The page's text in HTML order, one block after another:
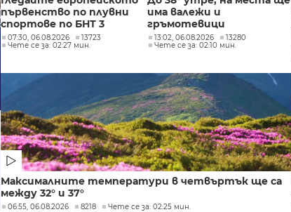
първенство по плувни
спортове по БНТ 3
07:30, 06.08.2026
13723
Чете се за: 02:27 мин.
има валежи и
гръмотевици
13:02, 06.08.2026
13280
Чете се за: 02:10 мин.
Максималните температури в четвъртък ще са
между 32° и 37°
06:55, 06.08.2026 8218 Чете се за: 02:25 мин.